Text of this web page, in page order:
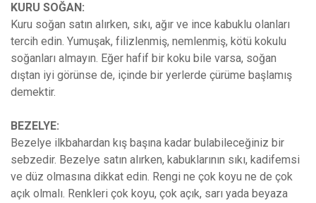
KURU SOĞAN:
Kuru soğan satın alırken, sıkı, ağır ve ince kabuklu olanları
tercih edin. Yumuşak, filizlenmiş, nemlenmiş, kötü kokulu
soğanları almayın. Eğer hafif bir koku bile varsa, soğan
dıştan iyi görünse de, içinde bir yerlerde çürüme başlamış
demektir.
BEZELYE:
Bezelye ilkbahardan kış başına kadar bulabileceğiniz bir
sebzedir. Bezelye satın alırken, kabuklarının sıkı, kadifemsi
ve düz olmasına dikkat edin. Rengi ne çok koyu ne de çok
açık olmalı. Renkleri çok koyu, çok açık, sarı yada beyaza